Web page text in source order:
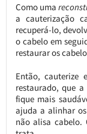
Como uma
a cauterização
recuperá-lo,
o cabelo em
restaurar os
Então, cauterize
restaurado, que
fique mais
ajuda a alinhar
não alisa cabelo.